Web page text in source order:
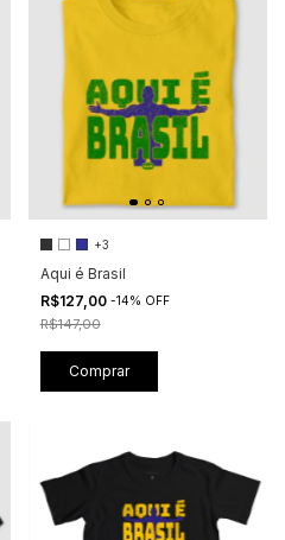
+3
Aqui é Brasil
R$127,00 -14% OFF
R$147,00
Comprar